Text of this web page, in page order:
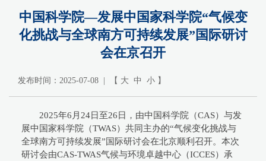
中国科学院—发展中国家科学院“气候变
化挑战与全球南方可持续发展”国际研讨
会在京召开
发布时间：2025-07-08 | 【 大 中 小 】
2025年6月24日至26日，由中国科学院（CAS）与发
展中国家科学院（TWAS）共同主办的“气候变化挑战与
全球南方可持续发展”国际研讨会在北京顺利召开。本次
研讨会由CAS-TWAS气候与环境卓越中心（ICCES）承